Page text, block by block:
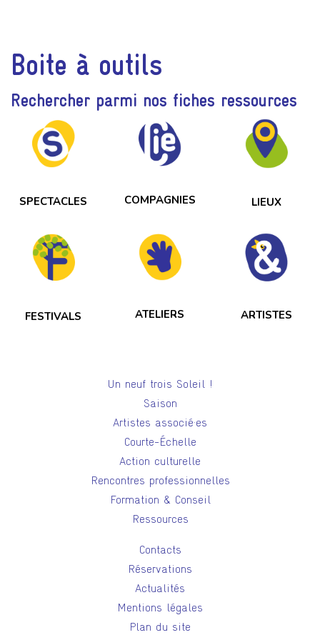
Boite à outils
Rechercher parmi nos fiches ressources
SPECTACLES COMPAGNIES LIEUX
FESTIVALS ATELIERS ARTISTES
Un neuf trois Soleil !
Saison
Artistes associé·es
Courte-Échelle
Action culturelle
Rencontres professionnelles
Formation & Conseil
Ressources
Contacts
Réservations
Actualités
Mentions légales
Plan du site